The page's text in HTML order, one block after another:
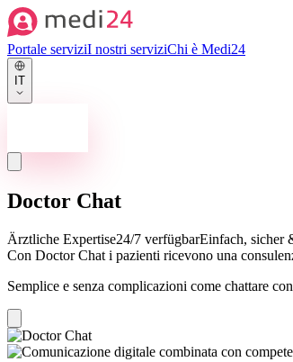
Portale serviziI nostri serviziChi è Medi24
IT
Doctor Chat
Ärztliche Expertise24/7 verfügbarEinfach, sicher
Con Doctor Chat i pazienti ricevono una
Semplice e senza complicazioni come chattare